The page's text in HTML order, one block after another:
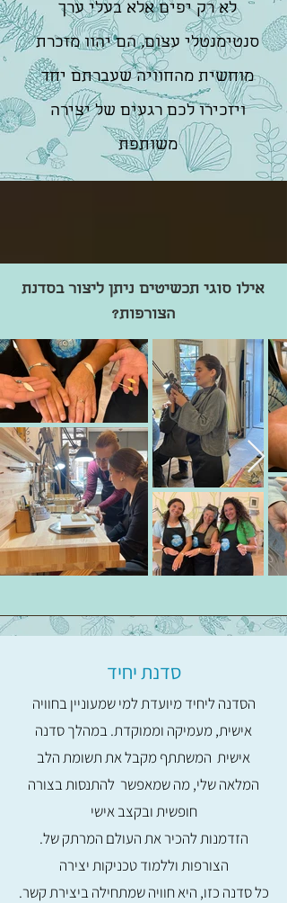
לא רק יפים אלא בעלי ערך
סנטימנטלי עצום, הם יהוו מזכרת
מוחשית מהחוויה שעברתם יחד
ויזכירו לכם רגעים של יצירה
משותפת
אילו סוגי תכשיטים ניתן ליצור בסדנת
הצורפות?
משך הסדנה: 2.5 - 3 שעות של כיף
סדנה זוגית - 920 ש"ח
סדנה ל-5 משתתפים - 2000 ש"ח
(שנשלח לציפוי זהב איכותי
סדנת יחיד
הסדנה ליחיד מיועדת למי שמעוניין בחוויה
אישית, מעמיקה וממוקדת. במהלך סדנה
אישית המשתתף מקבל את תשומת הלב
המלאה שלי, מה שמאפשר להתנסות בצורה
חופשית ובקצב אישי
.הזדמנות להכיר את העולם המרתק של
הצורפותוללמוד טכניקות יצירה
.כל סדנה כזו, היא חוויה שמתחילה ביצירת קשר